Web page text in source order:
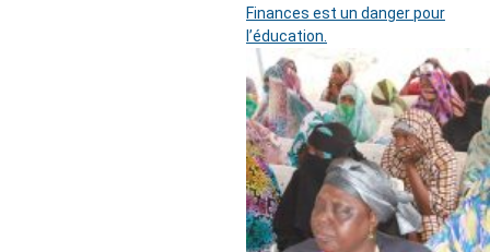
Finances est un danger pour
l’éducation.